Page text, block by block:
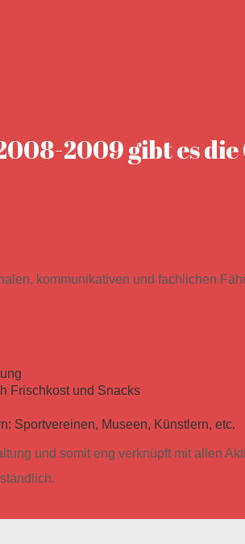
2009 gibt es
kommunikativen und fachlichen
Frischkost und Snacks
Sportvereinen, Museen, Künstlern, etc.
und somit eng verknüpft mit allen